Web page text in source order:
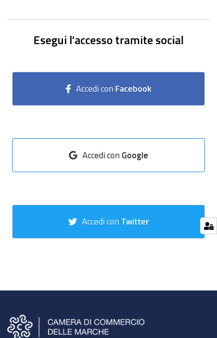
Esegui l'accesso tramite social
Accedi con Facebook
Accedi con Google
Accedi con Twitter